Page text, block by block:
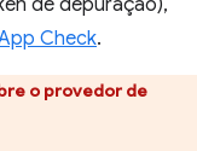
de depuração),
Check.
o provedor de